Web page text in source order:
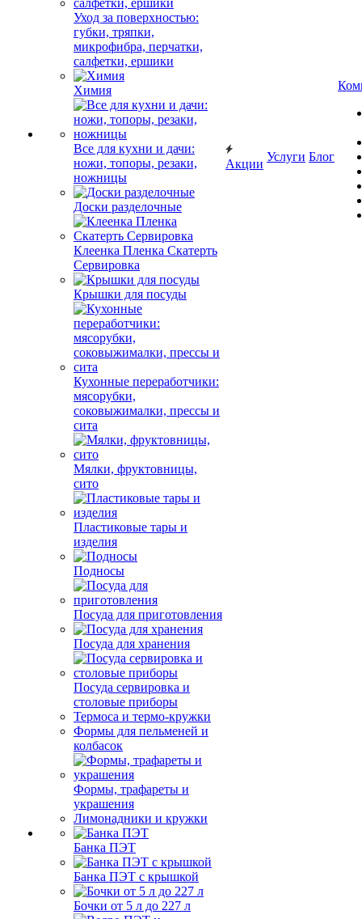
Уход за поверхностью:
губки, тряпки,
микрофибра, перчатки,
салфетки, ершики
Химия
Все для кухни и дачи:
ножи, топоры, резаки,
ножницы
Доски разделочные
Клеенка Пленка Скатерть
Сервировка
Крышки для посуды
Кухонные переработчики:
мясорубки,
соковыжималки, прессы и
сита
Мялки, фруктовницы,
сито
Пластиковые тары и
изделия
Подносы
Посуда для приготовления
Посуда для хранения
Посуда сервировка и
столовые приборы
Термоса и термо-кружки
Формы для пельменей и
колбасок
Формы, трафареты и
украшения
Лимонадники и кружки
Банка ПЭТ
Банка ПЭТ с крышкой
Бочки от 5 л до 227 л
Акции
Услуги Блог